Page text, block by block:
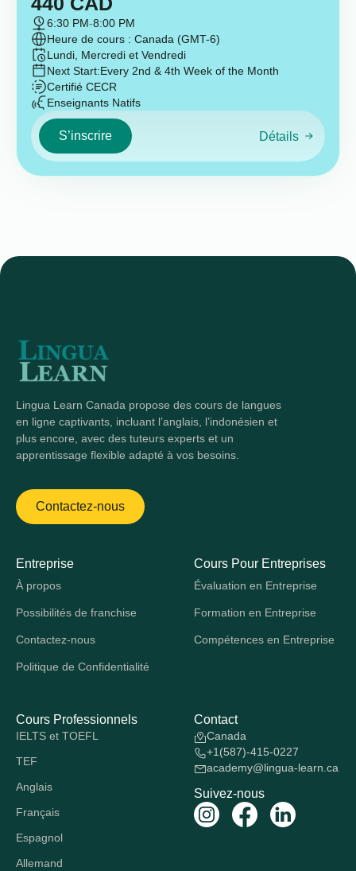
6:30 PM-8:00 PM
Heure de cours : Canada (GMT-6)
Lundi, Mercredi et Vendredi
Next Start:Every 2nd & 4th Week of the Month
Certifié CECR
Enseignants Natifs
S’inscrire Détails
Lingua Learn Canada propose des cours de langues
en ligne captivants, incluant l’anglais, l’indonésien et
plus encore, avec des tuteurs experts et un
apprentissage flexible adapté à vos besoins.
Contactez-nous
Entreprise
À propos
Possibilités de franchise
Contactez-nous
Politique de Confidentialité
Cours Pour Entreprises
Évaluation en Entreprise
Formation en Entreprise
Compétences en Entreprise
Cours Professionnels
IELTS et TOEFL
TEF
Anglais
Français
Espagnol
Allemand
Contact
Canada
+1(587)-415-0227
academy@lingua-learn.ca
Suivez-nous